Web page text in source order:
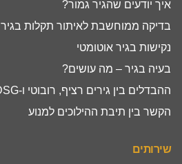
איך יודעים שהגיר גמור?
בדיקה ממוחשבת לאיתור תקלות בגיר
נקישות בגיר אוטומטי
בעיה בגיר – מה עושים?
ההבדלים בין גירים רציף, רובוטי ו-DSG
הקשר בין תיבת ההילוכים למנוע
שירותים